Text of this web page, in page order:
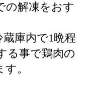
の解凍をおす
庫内で1晩程
る事で鶏肉の
。